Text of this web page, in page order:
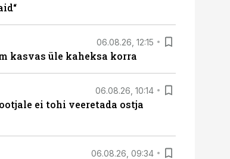
06.08.26, 12:15
kasvas üle kaheksa korra
06.08.26, 10:14
ei tohi veeretada ostja
06.08.26, 09:34